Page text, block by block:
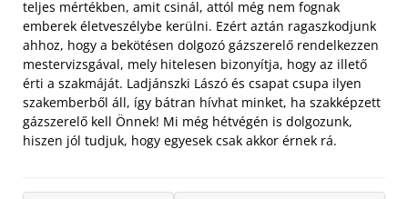
teljes mértékben, amit csinál, attól még nem fognak
emberek életveszélybe kerülni. Ezért aztán ragaszkodjunk
ahhoz, hogy a bekötésen dolgozó gázszerelő rendelkezzen
mestervizsgával, mely hitelesen bizonyítja, hogy az illető
érti a szakmáját. Ladjánszki Lászó és csapat csupa ilyen
szakemberből áll, így bátran hívhat minket, ha szakképzett
gázszerelő kell Önnek! Mi még hétvégén is dolgozunk,
hiszen jól tudjuk, hogy egyesek csak akkor érnek rá.